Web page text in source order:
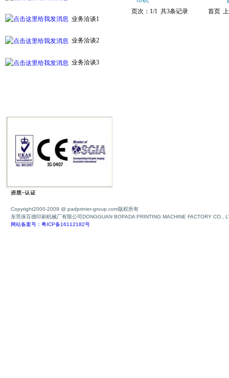
业务洽谈1
业务洽谈2
业务洽谈3
页次：1/1 共3条记录
首页
Copyright2000-2009 @ padprinter-group.com版权所有
东莞保百德印刷机械厂有限公司DONGGUAN BOPADA PRINTING MACHINE FACTORY CO.,
网站备案号：粤ICP备16112182号